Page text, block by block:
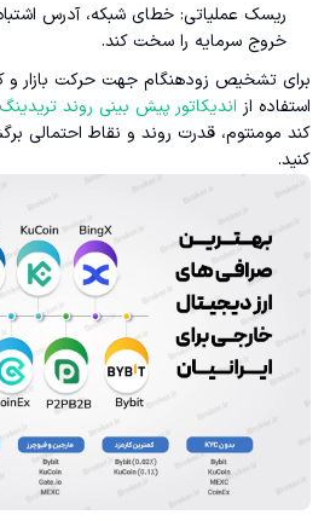
ریسک عملیاتی: خطای شبکه، آدرس
خروج سرمایه را سخت کند.
برای تشخیص زودهنگام جهت حرکت بازار
استفاده از اندیکاتور پیش بینی روند
کند مومنتوم، قدرت روند و نقاط احتمالی
کنید.